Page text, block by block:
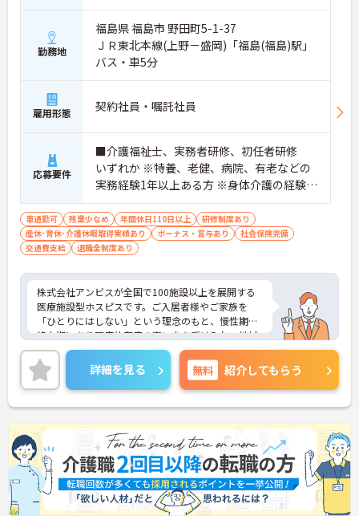
勤務地
福島県 福島市 野田町5-1-37
ＪＲ東北本線(上野－盛岡)「福島(福島)駅」
バス・車5分
雇用形態 契約社員・嘱託社員
応募要件
■介護福祉士、実務者研修、初任者研修
いずれか ※特養、老健、病院、有老などの
実務経験1年以上ある方 ※身体介護の経験年
以上ある方、機械浴の使用の経験のある方
歓迎
車通勤可 残業少なめ 年間休日110日以上
研修制度あり
産休･育休･介護休暇取得実績あり
ボーナス・賞与あり
社会保険完備
交通費支給
退職金制度あり
株式会社アンビスが全国で100施設以上を展開する
医療施設型ホスピスです。ご入居者様やご家族を
「ひとりにはしない」という理念のもと、慢性期や
終末期にあり医療依存度の高い方を受け入れ、地域
医療を支える社会的意義の高い事業を推進していま
す。現場には看護師が24時間常駐しています。急変
時の対応や医療行為は看護師が担当するため、初任
者研修や実務者研修の方も食事介助や入浴介助など
の生活を支えるケアに専念できる環境です。多職種
で情報を共有し、一人で判断を抱え込まないチーム
連携の体制がしっかりと整っています。働き方の面
では、夜勤明けの翌日が原則として公休となるほ
か、月平均の残業時間も5時間から7時間程度とかな
り少なめです。常勤スタッフの比率が90パーセント
を超えているため急な勤務変更が発生しにくく、あ
らかじめ決められた訪問予定表に沿って規則正しく
詳細を見る 無料 紹介してもらう